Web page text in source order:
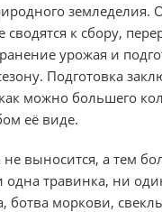
земледелия.
сводятся к сбору,
урожая и
Подготовка
можно большего
её виде.
не выносится, а тем
одна травинка, ни
ботва моркови,